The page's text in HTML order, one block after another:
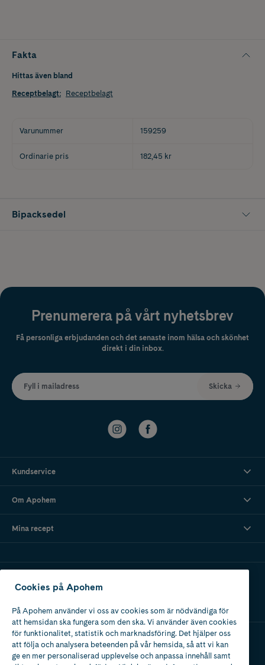
Fakta
Hittas även bland
Receptbelagt: Receptbelagt
Varunummer 159259
Ordinarie pris 182,45 kr
Bipacksedel
Prenumerera på vårt nyhetsbrev
Få personliga erbjudanden och det senaste inom hälsa och skönhet
direkt i din inbox.
Fyll i mailadress Skicka
Kundservice
Om Apohem
Mina recept
Apotek med tillstånd
av Läkemedelsverket
Cookies på Apohem
På Apohem använder vi oss av cookies som är nödvändiga för
att hemsidan ska fungera som den ska. Vi använder även cookies
för funktionalitet, statistik och marknadsföring. Det hjälper oss
att följa och analysera beteenden på vår hemsida, så att vi kan
ge en mer personaliserad upplevelse och anpassa innehåll samt